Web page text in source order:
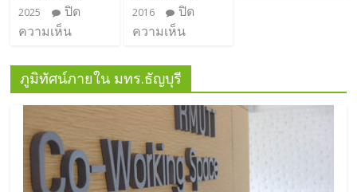
2025
ปิด
ความเห็น
2016
ปิด
ความเห็น
ภูมิทัศน์ภายใน มทร.ธัญบุรี